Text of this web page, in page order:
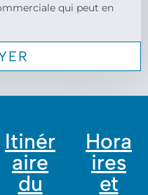
qui peut en
Itinér
aire
du
Hora
ires
et